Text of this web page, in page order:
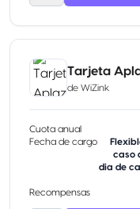
Tarjeta
de WiZink
Cuota anual
Fecha de cargo
caso
dia de
Recompensas